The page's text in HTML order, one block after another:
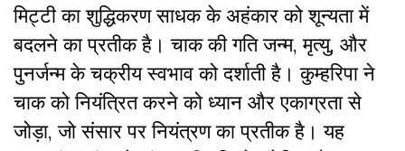
मिट्टी का शुद्धिकरण साधक के अहंकार को शून्यता में
बदलने का प्रतीक है। चाक की गति जन्म, मृत्यु, और
पुनर्जन्म के चक्रीय स्वभाव को दर्शाती है। कुम्हरिपा ने
चाक को नियंत्रित करने को ध्यान और एकाग्रता से
जोड़ा, जो संसार पर नियंत्रण का प्रतीक है। यह